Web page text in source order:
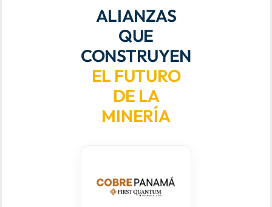
ALIANZAS
QUE
CONSTRUYEN
EL FUTURO
DE LA
MINERÍA